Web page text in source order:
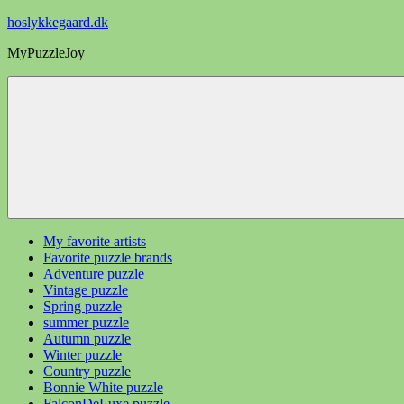
Videre
indhold
hoslykkegaard.dk
MyPuzzleJoy
My favorite artists
Favorite puzzle brands
Adventure puzzle
Vintage puzzle
Spring puzzle
summer puzzle
Autumn puzzle
Winter puzzle
Country puzzle
Bonnie White puzzle